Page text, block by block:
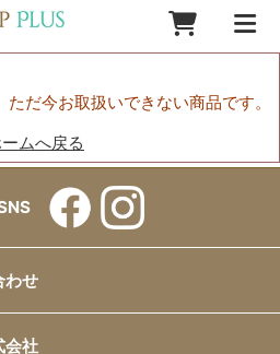
だ今お取扱いできない商品です。
ムへ戻る
わせ
会社